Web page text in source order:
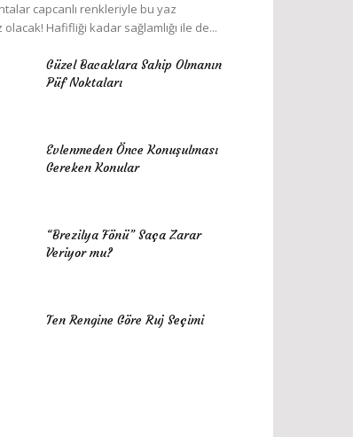
capcanlı renkleriyle bu yaz
olacak! Hafifliği kadar sağlamlığı ile de...
Güzel Bacaklara Sahip Olmanın
Püf Noktaları
Evlenmeden Önce Konuşulması
Gereken Konular
“Brezilya Fönü” Saça Zarar
Veriyor mu?
Ten Rengine Göre Ruj Seçimi